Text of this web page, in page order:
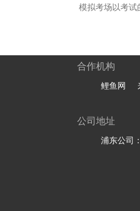
模拟考场以考试
合作机构
鲤鱼网
公司地址
浦东公司